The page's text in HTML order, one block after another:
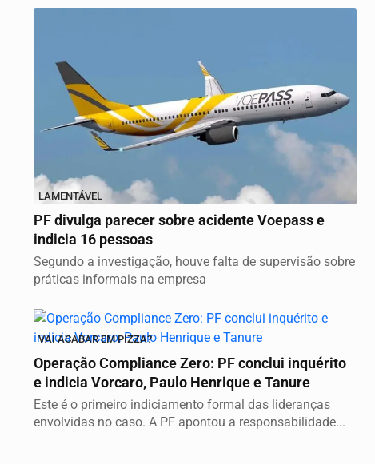
LAMENTÁVEL
PF divulga parecer sobre acidente Voepass e
indicia 16 pessoas
Segundo a investigação, houve falta de supervisão sobre
práticas informais na empresa
VAI ACABAR EM PIZZA?
Operação Compliance Zero: PF conclui inquérito
e indicia Vorcaro, Paulo Henrique e Tanure
Este é o primeiro indiciamento formal das lideranças
envolvidas no caso. A PF apontou a responsabilidade...